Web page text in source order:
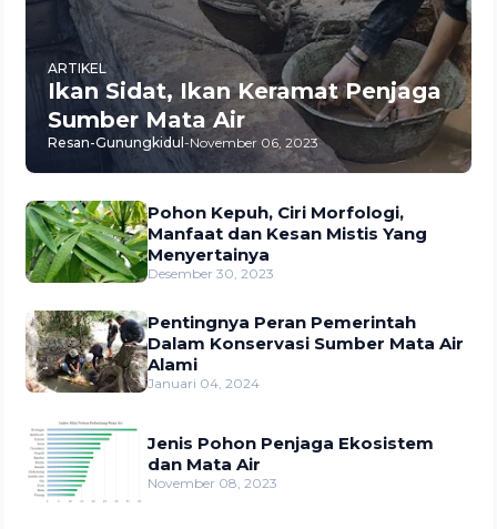
ARTIKEL
Ikan Sidat, Ikan Keramat Penjaga
Sumber Mata Air
Resan-Gunungkidul -November 06, 2023
Pohon Kepuh, Ciri Morfologi,
Manfaat dan Kesan Mistis Yang
Menyertainya
Desember 30, 2023
Pentingnya Peran Pemerintah
Dalam Konservasi Sumber Mata Air
Alami
Januari 04, 2024
Jenis Pohon Penjaga Ekosistem
dan Mata Air
November 08, 2023